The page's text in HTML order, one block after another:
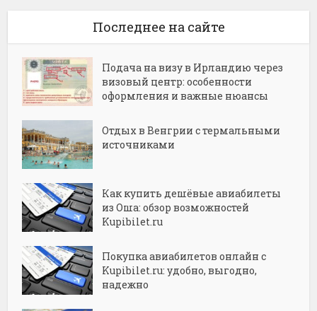
Последнее на сайте
Подача на визу в Ирландию через
визовый центр: особенности
оформления и важные нюансы
Отдых в Венгрии с термальными
источниками
Как купить дешёвые авиабилеты
из Оша: обзор возможностей
Kupibilet.ru
Покупка авиабилетов онлайн с
Kupibilet.ru: удобно, выгодно,
надежно